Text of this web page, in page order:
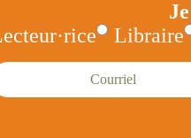
Libraire